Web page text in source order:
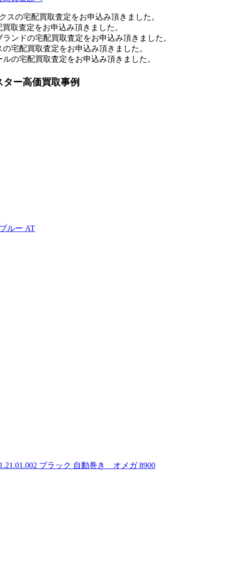
スの宅配買取査定をお申込み頂きました。
取査定をお申込み頂きました。
ンドの宅配買取査定をお申込み頂きました。
宅配買取査定をお申込み頂きました。
の宅配買取査定をお申込み頂きました。
ー高価買取事例
ルー AT
ブラック 自動巻き オメガ 8900